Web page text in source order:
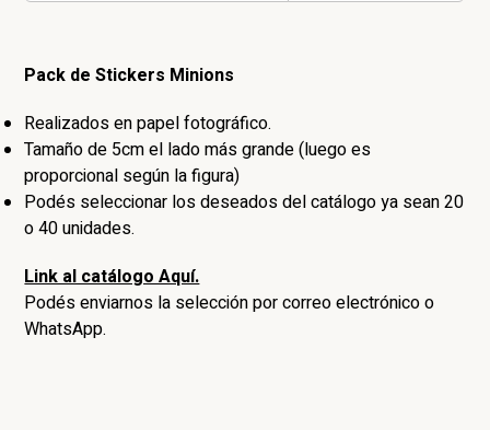
Pack de Stickers Minions
Realizados en papel fotográfico.
Tamaño de 5cm el lado más grande (luego es
proporcional según la figura)
Podés seleccionar los deseados del catálogo ya sean 20
o 40 unidades.
Link al catálogo Aquí.
Podés enviarnos la selección por correo electrónico o
WhatsApp.